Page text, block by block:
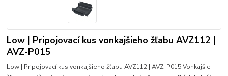
Low | Pripojovací kus vonkajšieho žľabu AVZ112 |
AVZ-P015
Low | Pripojovací kus vonkajšieho žľabu AVZ112 | AVZ-P015 Vonkajšie